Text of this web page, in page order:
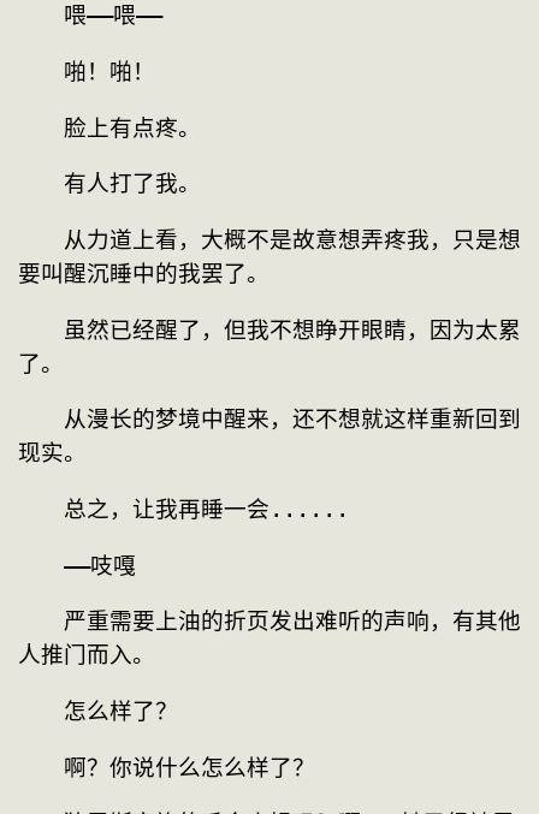
喂——喂——
啪！啪！
脸上有点疼。
有人打了我。
从力道上看，大概不是故意想弄疼我，只是想
要叫醒沉睡中的我罢了。
虽然已经醒了，但我不想睁开眼睛，因为太累
了。
从漫长的梦境中醒来，还不想就这样重新回到
现实。
总之，让我再睡一会......
——吱嘎
严重需要上油的折页发出难听的声响，有其他
人推门而入。
怎么样了？
啊？你说什么怎么样了？